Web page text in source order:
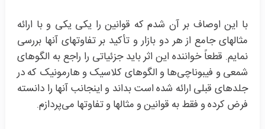
با این اوصاف بر آن شدم که قوانین را یکی یکی و با ارائه
مثالهای جامع از هر دو بازار و تأکید بر تفاوتهای آنها بررسی
نمایم. قطعاً خواننده این اثر باید جزئیاتی را راجع به الگوهای
شمعی و فیبوناچی‌ها و الگوهای کلاسیک و هارمونیک که در
جلدهای قبلی ارائه شده است بداند و اینجانب آنها را دانسته
فرض کرده و فقط به قوانین و مثالها و تفاوتها می‌پردازم.